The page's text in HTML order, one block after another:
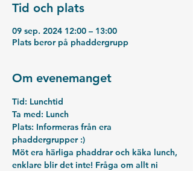
Tid och plats
09 sep. 2024 12:00 – 13:00
Plats beror på phaddergrupp
Om evenemanget
Tid: Lunchtid
Ta med: Lunch
Plats: Informeras från era
phaddergrupper :)
Möt era härliga phaddrar och käka lunch,
enklare blir det inte! Fråga om allt ni